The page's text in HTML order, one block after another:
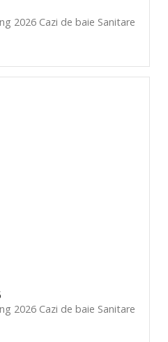
2026 Cazi de baie Sanitare
2026 Cazi de baie Sanitare